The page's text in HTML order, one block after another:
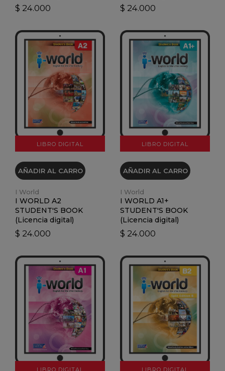
$ 24.000 $ 24.000
LIBRO DIGITAL
VER DETALLES
AÑADIR AL CARRO
I World
I WORLD A2
STUDENT'S BOOK
(Licencia digital)
$ 24.000
LIBRO DIGITAL
VER DETALLES
AÑADIR AL CARRO
I World
I WORLD A1+
STUDENT'S BOOK
(Licencia digital)
$ 24.000
LIBRO DIGITAL
VER DETALLES
LIBRO DIGITAL
VER DETALLES